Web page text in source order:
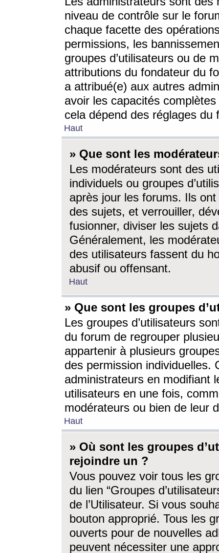
niveau de contrôle sur le
chaque facette des
permissions, les
groupes d’utilisateurs ou de
attributions du fondateur du
a attribué(e) aux autres
avoir les capacités
cela dépend des réglages du
Haut
» Que sont les
Les modérateurs sont des
individuels ou groupes
après jour les forums. Ils ont
des sujets, et verrouiller,
fusionner, diviser les sujets
Généralement, les
des utilisateurs fassent du
abusif ou offensant.
Haut
» Que sont les groupes
Les groupes d’utilisateurs
du forum de regrouper
appartenir à plusieurs
des permission individuelles.
administrateurs en modifiant
utilisateurs en une fois,
modérateurs ou bien de leur
Haut
» Où sont les groupes
rejoindre un ?
Vous pouvez voir tous les
du lien “Groupes
de l’Utilisateur. Si vous
bouton approprié. Tous les
ouverts pour de nouvelles
peuvent nécessiter une